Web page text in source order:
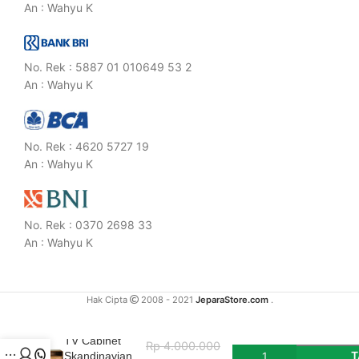
An : Wahyu K
No. Rek : 5887 01 010649 53 2
An : Wahyu K
No. Rek : 4620 5727 19
An : Wahyu K
No. Rek : 0370 2698 33
An : Wahyu K
Hak Cipta 2008 - 2021 JeparaStore.com.
TV Cabinet
Skandinavian
Rp4.000.000